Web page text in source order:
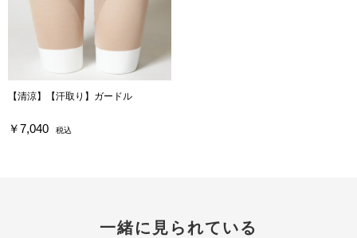
【清涼】【汗取り】ガードル
￥7,040 税込
一緒に見られている